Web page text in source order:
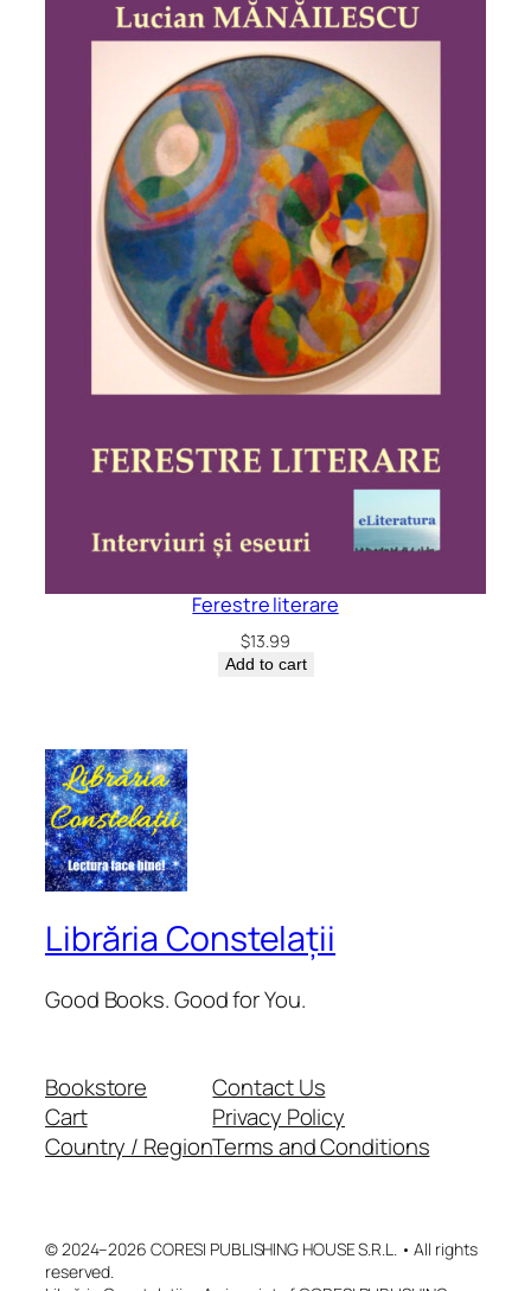
Ferestre literare
$13.99
Add to cart
Librăria Constelații
Good Books. Good for You.
Bookstore
Cart
Country / Region
Contact Us
Privacy Policy
Terms and Conditions
© 2024–2026 CORESI PUBLISHING HOUSE S.R.L. • All rights
reserved.